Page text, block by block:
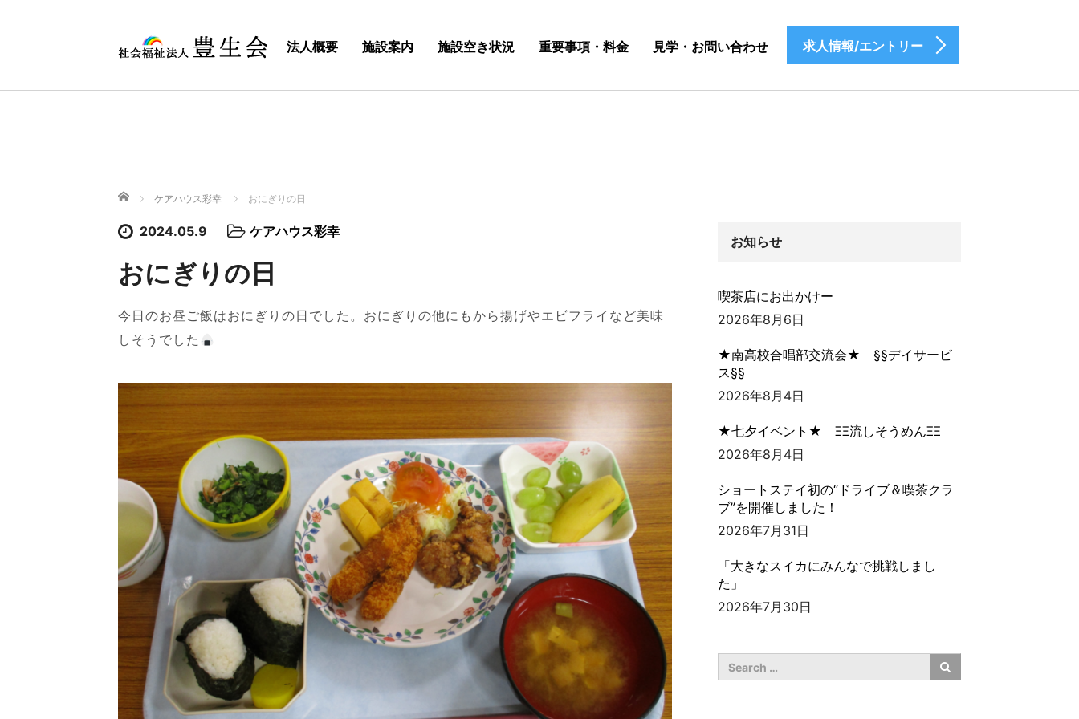
法人概要 施設案内 施設空き状況 重要事項・料金 見学・お問い合わせ 求人情報/エントリー
ホーム ケアハウス彩幸 おにぎりの日
2024.05.9 ケアハウス彩幸
おにぎりの日
今日のお昼ご飯はおにぎりの日でした。おにぎりの他にもから揚げやエビフライなど美味
しそうでした
お知らせ
喫茶店にお出かけー
2026年8月6日
★南高校合唱部交流会★ §§デイサービ
ス§§
2026年8月4日
★七夕イベント★ ΞΞ流しそうめんΞΞ
2026年8月4日
ショートステイ初の“ドライブ＆喫茶クラ
ブ”を開催しました！
2026年7月31日
「大きなスイカにみんなで挑戦しまし
た」
2026年7月30日